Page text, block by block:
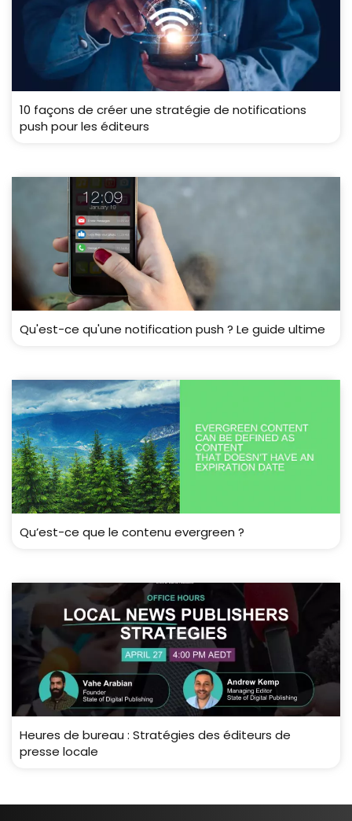
10 façons de créer une stratégie de notifications
push pour les éditeurs
Qu'est-ce qu'une notification push ? Le guide ultime
Qu’est-ce que le contenu evergreen ?
Heures de bureau : Stratégies des éditeurs de
presse locale